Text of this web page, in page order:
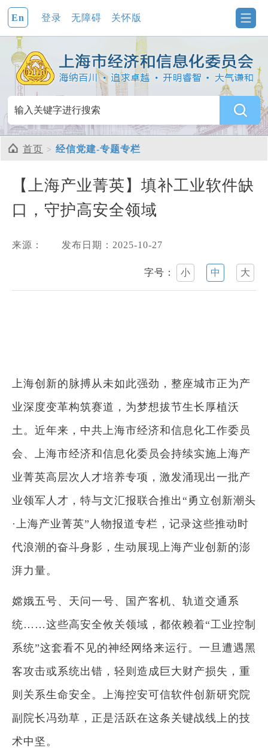
En 登录 无障碍 关怀版
首页 经信党建-专题专栏
【上海产业菁英】填补工业软件缺
口，守护高安全领域
来源： 发布日期：2025-10-27
字号：小 中 大
上海创新的脉搏从未如此强劲，整座城市正为产
业深度变革构筑赛道，为梦想拔节生长厚植沃
土。近年来，中共上海市经济和信息化工作委员
会、上海市经济和信息化委员会持续实施上海产
业菁英高层次人才培养专项，激发涌现出一批产
业领军人才，特与文汇报联合推出“勇立创新潮头
·上海产业菁英”人物报道专栏，记录这些推动时
代浪潮的奋斗身影，生动展现上海产业创新的澎
湃力量。
嫦娥五号、天问一号、国产客机、轨道交通系
统……这些高安全攸关领域，都依赖着“工业控制
系统”这套看不见的神经网络来运行。一旦遭遇黑
客攻击或系统出错，轻则造成巨大财产损失，重
则关系生命安全。上海控安可信软件创新研究院
副院长冯劲草，正是活跃在这条关键战线上的技
术中坚。